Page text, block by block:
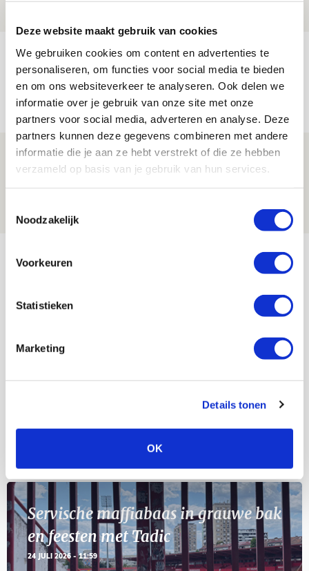
Deze website maakt gebruik van cookies
We gebruiken cookies om content en advertenties te
personaliseren, om functies voor social media te bieden
en om ons websiteverkeer te analyseren. Ook delen we
informatie over je gebruik van onze site met onze
partners voor social media, adverteren en analyse. Deze
partners kunnen deze gegevens combineren met andere
informatie die je aan ze hebt verstrekt of die ze hebben
verzameld op basis van je gebruik van hun services.
Noodzakelijk
Voorkeuren
Statistieken
Marketing
Details tonen
OK
Míchel niet blij met resultaat en spel
na rust: ‘De focus nam af’
Is dit de laatste wallpaper van Godts in
de Johan Cruijff Arena?
Selectiedag ballenjongens/-meiden
Geef Mij Maar Amsterdam
Servische maffiabaas in grauwe bak
en feesten met Tadic
24 JULI 2026 - 11:59